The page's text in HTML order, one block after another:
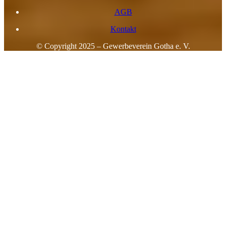
AGB
Kontakt
© Copyright 2025 – Gewerbeverein Gotha e. V.